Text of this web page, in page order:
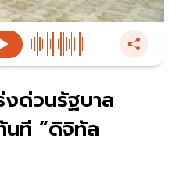
งด่วนรัฐบาล
นที “ดิจิทัล